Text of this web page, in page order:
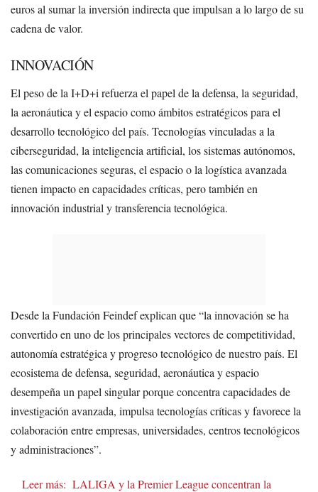
euros al sumar la inversión indirecta que impulsan a lo largo de su
cadena de valor.
INNOVACIÓN
El peso de la I+D+i refuerza el papel de la defensa, la seguridad,
la aeronáutica y el espacio como ámbitos estratégicos para el
desarrollo tecnológico del país. Tecnologías vinculadas a la
ciberseguridad, la inteligencia artificial, los sistemas autónomos,
las comunicaciones seguras, el espacio o la logística avanzada
tienen impacto en capacidades críticas, pero también en
innovación industrial y transferencia tecnológica.
Desde la Fundación Feindef explican que “la innovación se ha
convertido en uno de los principales vectores de competitividad,
autonomía estratégica y progreso tecnológico de nuestro país. El
ecosistema de defensa, seguridad, aeronáutica y espacio
desempeña un papel singular porque concentra capacidades de
investigación avanzada, impulsa tecnologías críticas y favorece la
colaboración entre empresas, universidades, centros tecnológicos
y administraciones”.
Leer más: LALIGA y la Premier League concentran la